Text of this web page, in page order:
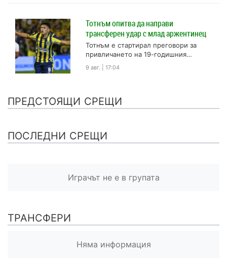
Тотнъм опитва да направи
трансферен удар с млад аржентинец
Тотнъм е стартирал преговори за
привличането на 19-годишния
централен нападател Алехо Велис,
който е собственост на Росарио
9 авг. | 17:04
ПРЕДСТОЯЩИ СРЕЩИ
ПОСЛЕДНИ СРЕЩИ
Играчът не е в групата
ТРАНСФЕРИ
Няма информация